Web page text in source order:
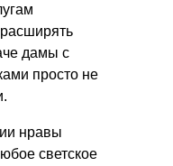
дамы с
просто не
нравы
светское